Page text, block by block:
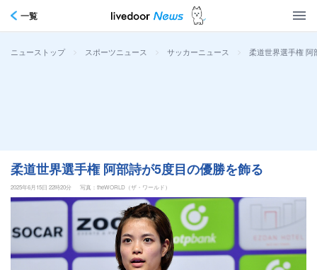
一覧
ニューストップ > スポーツニュース > サッカーニュース > 柔道世界選手権 阿
柔道世界選手権 阿部詩が5度目の優勝を飾る
2025年6月15日 22時20分 写真：theWORLD（ザ・ワールド）